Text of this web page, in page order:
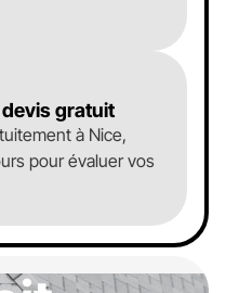
gratuit
à Nice,
pour évaluer vos